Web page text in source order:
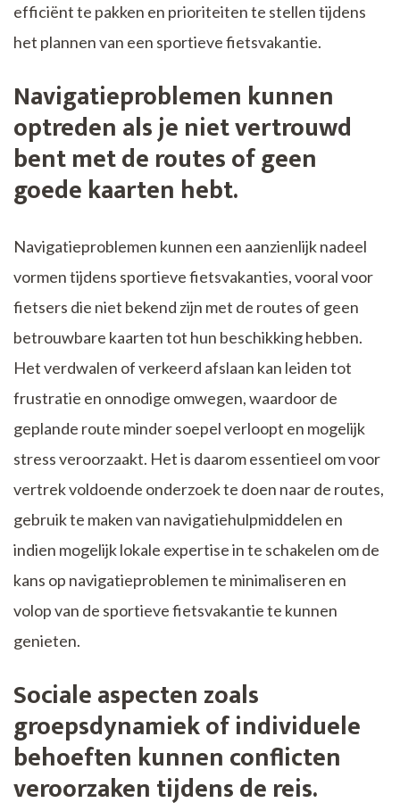
efficiënt te pakken en prioriteiten te stellen tijdens
het plannen van een sportieve fietsvakantie.
Navigatieproblemen kunnen
optreden als je niet vertrouwd
bent met de routes of geen
goede kaarten hebt.
Navigatieproblemen kunnen een aanzienlijk nadeel
vormen tijdens sportieve fietsvakanties, vooral voor
fietsers die niet bekend zijn met de routes of geen
betrouwbare kaarten tot hun beschikking hebben.
Het verdwalen of verkeerd afslaan kan leiden tot
frustratie en onnodige omwegen, waardoor de
geplande route minder soepel verloopt en mogelijk
stress veroorzaakt. Het is daarom essentieel om voor
vertrek voldoende onderzoek te doen naar de routes,
gebruik te maken van navigatiehulpmiddelen en
indien mogelijk lokale expertise in te schakelen om de
kans op navigatieproblemen te minimaliseren en
volop van de sportieve fietsvakantie te kunnen
genieten.
Sociale aspecten zoals
groepsdynamiek of individuele
behoeften kunnen conflicten
veroorzaken tijdens de reis.